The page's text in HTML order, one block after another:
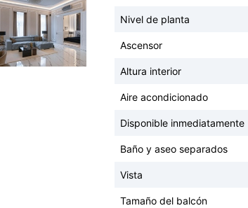
Nivel de planta
Ascensor
Altura interior
Aire acondicionado
Disponible inmediatamente
Baño y aseo separados
Vista
Tamaño del balcón